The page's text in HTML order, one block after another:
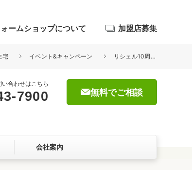
屋根・外壁
ームショップについて
くる、価値・性能向上
加盟店募集
宅 イベント&キャンペーン リシェル10周年キャンペーン実施中です！
合わせはこちら
7900 無料でご相談
会社案内